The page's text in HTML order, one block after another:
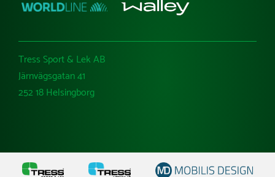
Tress Sport & Lek AB
Järnvägsgatan 41
252 18 Helsingborg